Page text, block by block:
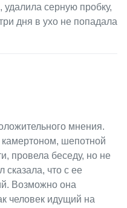
серную пробку,
дня в ухо не попадала
мнения.
камертоном, шепотной
провела беседу, но не
сказала, что с ее
Возможно она
человек идущий на